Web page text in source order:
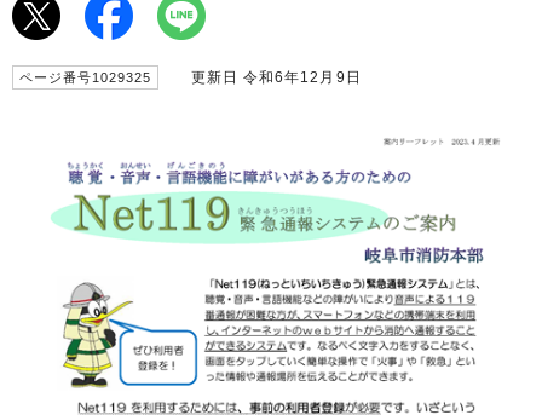
ページ番号1029325 更新日 令和6年12月9日